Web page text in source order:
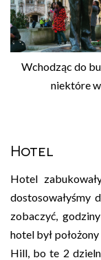
Wchodząc do
niektóre
Hotel
Hotel
dostosowałyśmy
zobaczyć,
hotel był
Hill, bo te 2